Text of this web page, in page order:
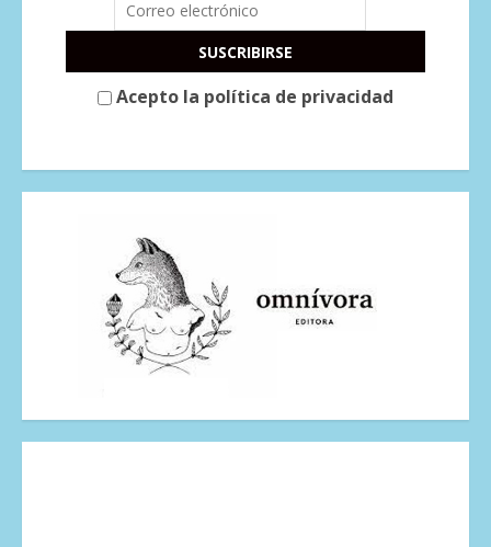
Acepto la política de privacidad